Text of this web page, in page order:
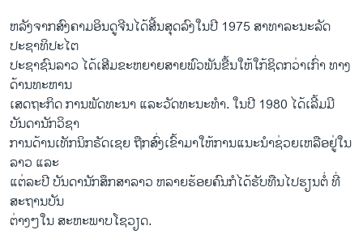
ຫລັງ​ຈາກສົງຄາມ​ອິນດູຈີນ​ໄດ້​ສີ້​ນສຸດລົງ​ໃນ​ປີ 1975 ສາທາລະນະ​ລັດ
ປະຊາ​ທິປະ​ໄຕ
ປະຊາ​ຊົນ​ລາວ ​ໄດ້ເສີມຂະຫຍາຍສາຍ​ພົວພັນ​ຂື້ນໃຫ້ໃກ້​ຊິດກວ່າ​ເກົ່າ ທາງ​
ດ້ານ​ທະຫານ
​ເສ​ດຖະກິດ ​ການ​ພັດທະນາ ​ແລະ​ວັດທະນະ​ທຳ. ​ໃນ​ປີ 1980 ໄດ້​ເລີ້ມມີ​
ບັນດານັກ​ວິຊາ​
ການ​ດ້ານ​ເທັກ​ນິກຣັດ​ເຊຍ​ ​ຖືກ​ສົ່ງ​ເຂົ້າ​ມາ​ໃຫ້ການ​ແນະນຳ​ຊ່ວຍ​ເຫລືອ​ຢູ່​ໃນ​
ລາວ ​ແລະ
ແຕ່ລະ​ປີ ບັນດານັກສຶກສາລາ​ວ ຫລາຍ​ຮ້ອຍ​ຄົນກໍໄ​ດ້ຮັບ​ທືນ​ໄປ​ຮຽນຕໍ່ ທີ່​
ສະຖານ​ບັນ
ຕ່າງໆ​ໃນ ສະຫະພາບ​ໂຊ​ວຽດ. ​